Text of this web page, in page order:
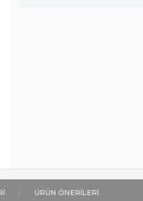
ÜRÜN ÖNERILERI